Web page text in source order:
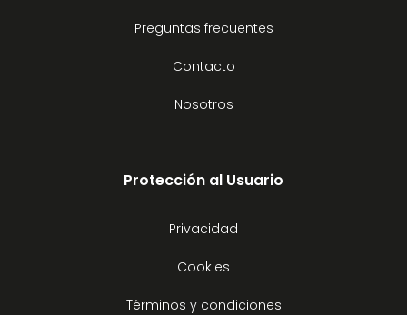
Preguntas frecuentes
Contacto
Nosotros
Protección al Usuario
Privacidad
Cookies
Términos y condiciones